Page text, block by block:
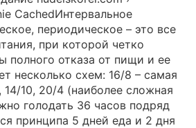
CachedИнтервальное
периодическое – это все
при которой четко
полного отказа от пищи и ее
несколько схем: 16/8 – самая
14/10, 20/4 (наиболее сложная
голодать 36 часов подряд
принципа 5 дней еда и 2 дня